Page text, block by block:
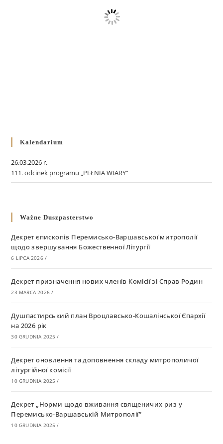
Kalendarium
26.03.2026 r.
111. odcinek programu „PEŁNIA WIARY”
Ważne Duszpasterstwo
Декрет єпископів Перемисько-Варшавської митрополії
щодо звершування Божественної Літургії
6 LIPCA 2026 /
Декрет призначення нових членів Комісії зі Справ Родин
23 MARCA 2026 /
Душпастирський план Вроцлавсько-Кошалінської Єпархії
на 2026 рік
30 GRUDNIA 2025 /
Декрет оновлення та доповнення складу митрополичої
літургійної комісії
10 GRUDNIA 2025 /
Декрет „Норми щодо вживання священичих риз у
Перемисько-Варшавській Митрополії”
10 GRUDNIA 2025 /